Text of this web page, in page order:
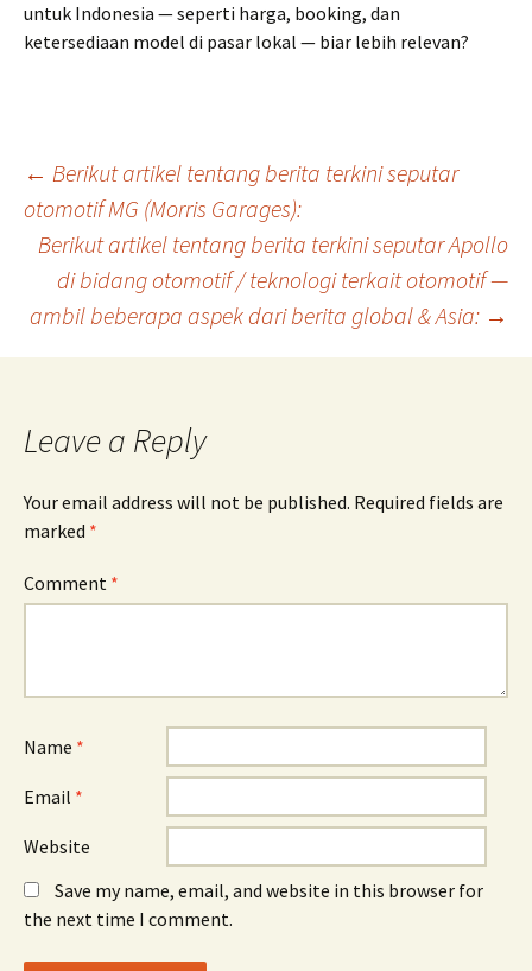
untuk Indonesia — seperti harga, booking, dan
ketersediaan model di pasar lokal — biar lebih relevan?
Post
navigation
← Berikut artikel tentang berita terkini seputar
otomotif MG (Morris Garages):
Berikut artikel tentang berita terkini seputar Apollo
di bidang otomotif / teknologi terkait otomotif —
ambil beberapa aspek dari berita global & Asia: →
Leave a Reply
Your email address will not be published. Required fields are
marked *
Comment *
Name *
Email *
Website
Save my name, email, and website in this browser for
the next time I comment.